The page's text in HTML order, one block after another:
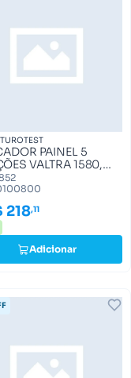
TUROTEST
PAINEL 5
VALTRA 1580,
218,11
Adicionar